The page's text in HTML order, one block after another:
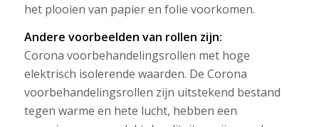
het plooien van papier en folie voorkomen.
Andere voorbeelden van rollen zijn:
Corona voorbehandelingsrollen met hoge
elektrisch isolerende waarden. De Corona
voorbehandelingsrollen zijn uitstekend bestand
tegen warme en hete lucht, hebben een